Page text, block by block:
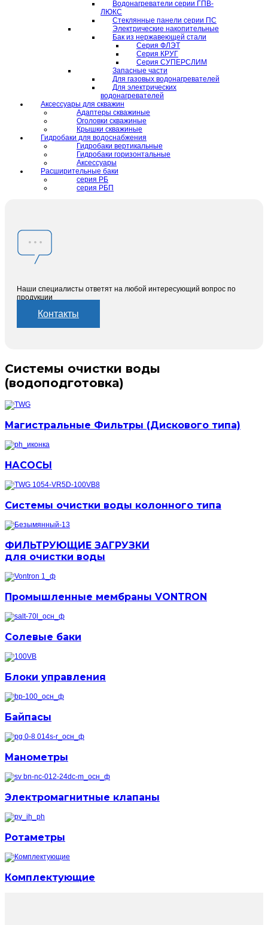
Водонагреватели серии ГПВ-
ЛЮКС
Стеклянные панели серии ПС
Электрические накопительные
Бак из нержавеющей стали
Серия ФЛЭТ
Серия КРУГ
Серия СУПЕРСЛИМ
Запасные части
Для газовых водонагревателей
Для электрических
водонагревателей
Аксессуары для скважин
Адаптеры скважиные
Оголовки скважиные
Крышки скважиные
Гидробаки для водоснабжения
Гидробаки вертикальные
Гидробаки горизонтальные
Аксессуары
Расширительные баки
серия РБ
серия РБП
Наши специалисты ответят на любой интересующий вопрос по
продукции
Контакты
Системы очистки воды
(водоподготовка)
Магистральные Фильтры (Дискового типа)
НАСОСЫ
Системы очистки воды колонного типа
ФИЛЬТРУЮЩИЕ ЗАГРУЗКИ
для очистки воды
Промышленные мембраны VONTRON
Солевые баки
Блоки управления
Байпасы
Манометры
Электромагнитные клапаны
Ротаметры
Комплектующие